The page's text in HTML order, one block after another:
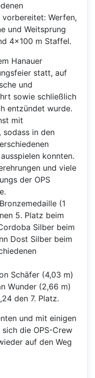
Werfen,
und Weitsprung
4×100 m Staffel.
Hanauer
statt, auf
und
sowie schließlich
entzündet wurde.
mit
sodass in den
konnten.
und viele
der OPS
(1
5. Platz beim
Silber beim
Dost Silber beim
Schäfer (4,03 m)
Wunder (2,66 m)
den 7. Platz.
und mit einigen
die OPS-Crew
auf den Weg